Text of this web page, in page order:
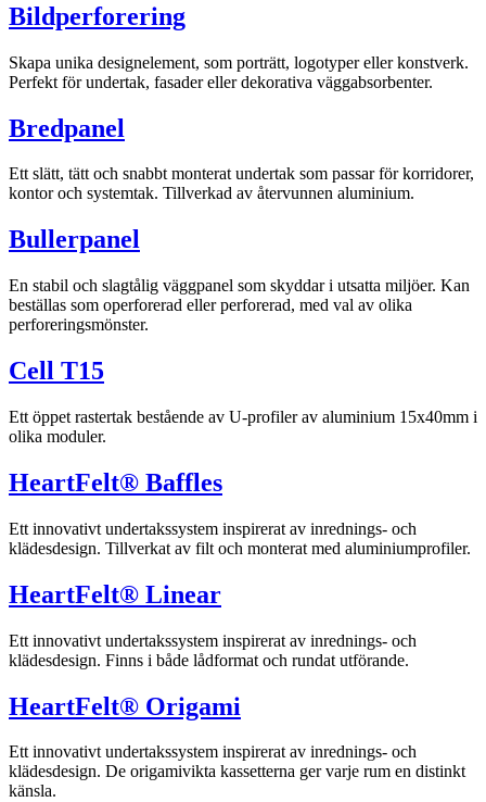
Bildperforering
Skapa unika designelement, som porträtt, logotyper eller konstverk.
Perfekt för undertak, fasader eller dekorativa väggabsorbenter.
Bredpanel
Ett slätt, tätt och snabbt monterat undertak som passar för korridorer,
kontor och systemtak. Tillverkad av återvunnen aluminium.
Bullerpanel
En stabil och slagtålig väggpanel som skyddar i utsatta miljöer. Kan
beställas som operforerad eller perforerad, med val av olika
perforeringsmönster.
Cell T15
Ett öppet rastertak bestående av U-profiler av aluminium 15x40mm i
olika moduler.
HeartFelt® Baffles
Ett innovativt undertakssystem inspirerat av inrednings- och
klädesdesign. Tillverkat av filt och monterat med aluminiumprofiler.
HeartFelt® Linear
Ett innovativt undertakssystem inspirerat av inrednings- och
klädesdesign. Finns i både lådformat och rundat utförande.
HeartFelt® Origami
Ett innovativt undertakssystem inspirerat av inrednings- och
klädesdesign. De origamivikta kassetterna ger varje rum en distinkt
känsla.